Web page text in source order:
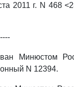
2011 г. N 468
Минюстом
N 12394.